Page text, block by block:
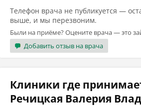
Телефон врача не публикуется —
выше, и мы перезвоним.
Были на приёме? Оцените врача — это
Добавить отзыв на врача
Клиники где
Речицкая Валерия